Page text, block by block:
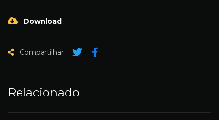
Download
Compartilhar
Relacionado